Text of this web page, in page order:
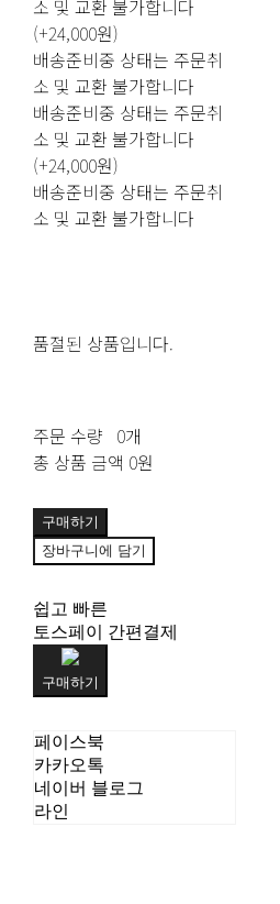
소 및 교환 불가합니다
(+24,000원)
배송준비중 상태는 주문취
소 및 교환 불가합니다
배송준비중 상태는 주문취
소 및 교환 불가합니다
(+24,000원)
배송준비중 상태는 주문취
소 및 교환 불가합니다
품절된 상품입니다.
주문 수량 0개
총 상품 금액 0원
구매하기
장바구니에 담기
쉽고 빠른
토스페이 간편결제
구매하기
페이스북
카카오톡
네이버 블로그
라인